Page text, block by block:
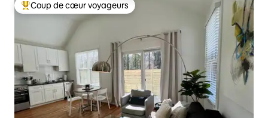
Coups de cœur voyageurs les plus appréciés
Coup de cœur voyageurs